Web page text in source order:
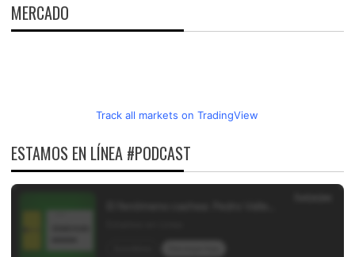
MERCADO
Track all markets on TradingView
ESTAMOS EN LÍNEA #PODCAST